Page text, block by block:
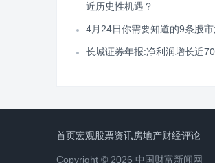
近历史性机遇？
4月24日你需要知道的9条股市
长城证券年报:净利润增长近
首页宏观股票资讯房地产财经评论
Copyright © 2026 中国财富新闻网